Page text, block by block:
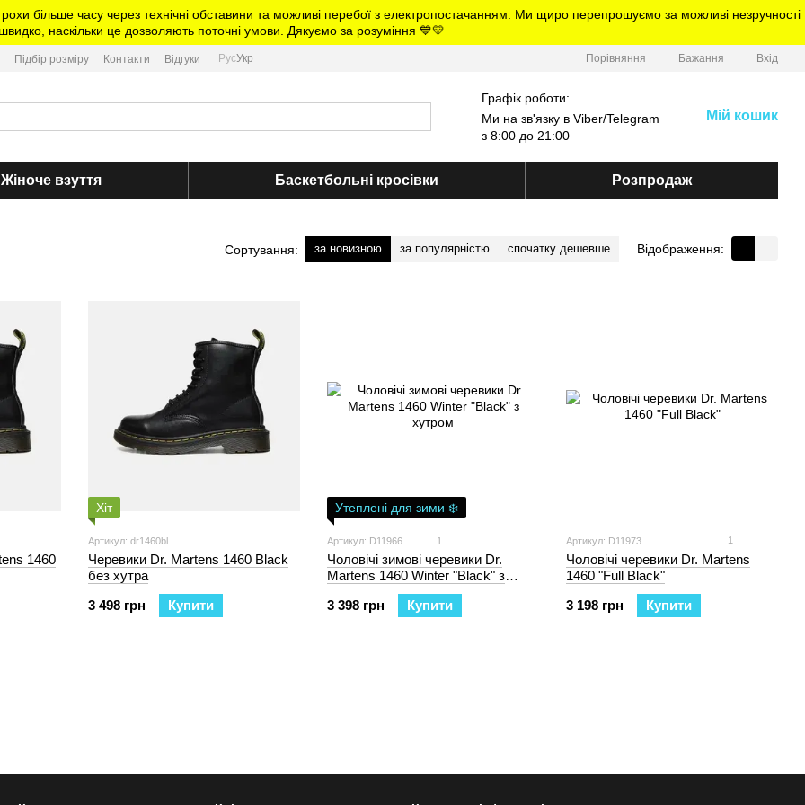
більше часу через технічні обставини та можливі перебої з електропостачанням. Ми щиро перепрошуємо за можливі незручності
наскільки це дозволяють поточні умови. Дякуємо за розуміння 💙💛
Підбір розміру Контакти Відгуки РусУкр Порівняння Бажання Вхід
Графік роботи:
Ми на зв'язку в Viber/Telegram
з 8:00 до 21:00
Мій кошик
Жіноче взуття Баскетбольні кросівки Розпродаж
Сортування: за новизною за популярністю спочатку дешевше Відображення:
1460
Хіт
Артикул: dr1460bl
Черевики Dr. Martens 1460 Black
без хутра
3 498 грн
Купити
Утеплені для зими ❄️
Артикул: D11966 1
Чоловічі зимові черевики Dr.
Martens 1460 Winter "Black" з
3 398 грн
Купити
Артикул: D11973 1
Чоловічі черевики Dr. Martens
1460 "Full Black"
3 198 грн
Купити